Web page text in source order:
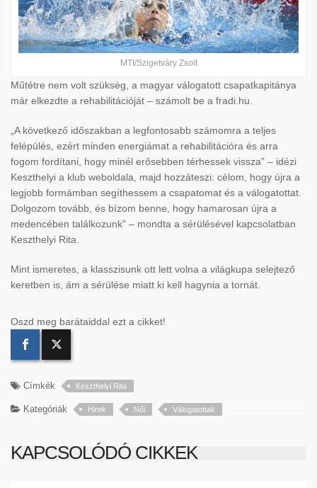
MTI/Szigetváry Zsolt
Műtétre nem volt szükség, a magyar válogatott csapatkapitánya
már elkezdte a rehabilitációját – számolt be a fradi.hu.
„A következő időszakban a legfontosabb számomra a teljes
felépülés, ezért minden energiámat a rehabilitációra és arra
fogom fordítani, hogy minél erősebben térhessek vissza” – idézi
Keszthelyi a klub weboldala, majd hozzáteszi: célom, hogy újra a
legjobb formámban segíthessem a csapatomat és a válogatottat.
Dolgozom tovább, és bízom benne, hogy hamarosan újra a
medencében találkozunk” – mondta a sérülésével kapcsolatban
Keszthelyi Rita.
Mint ismeretes, a klasszisunk ott lett volna a világkupa selejtező
keretben is, ám a sérülése miatt ki kell hagynia a tornát.
Oszd meg barátaiddal ezt a cikket!
Címkék Keszthelyi Rita
Kategóriák Hirek Női Válogatottak
KAPCSOLÓDÓ CIKKEK